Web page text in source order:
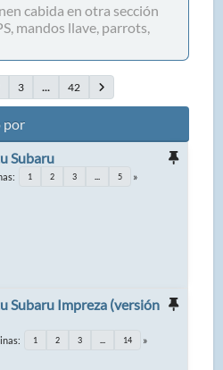
cabida en otra sección
mandos llave, parrots,
3 ... 42
por
Subaru
1 2 3 5
Subaru Impreza (versión
1 2 3 14